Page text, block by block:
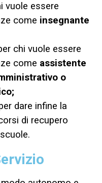
vuole essere
come insegnante
chi vuole essere
come assistente
o
dare infine la
di recupero